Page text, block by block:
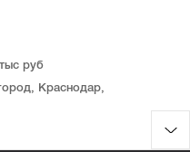
руб
Краснодар,